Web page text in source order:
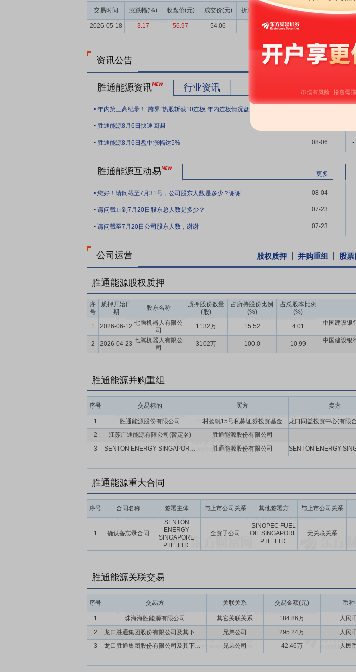
要点6：LNG槽车运输行业
2025年，全国LNG公路运输市场集中度进一步提升。
据主导地位。总体来看，LNG运输市场正呈现出集中度提升、企业间分化加剧以及
而中小运输企业则更多依赖区域市场和灵活调度维持自身竞争力。与此同时，随着
域化。面对这一趋势，行业正向信息化调度和运力共享方向发展，以提升整体运营
要点7：完整的LNG产业链体系
公司已构建起涵盖国内外采购、运输销售及终端
好的合作关系，始终坚持LNG运贸一体化发展战略，能够为客户提供稳定的气源保
LNG加气站，截至报告期末，已在龙口市建成LNG加气站2座，在莱州市建成LNG
用解决方案。公司各项业务之间协同发展、相互促进，有助于进一步提升公司的行业
要点8：稳定规模化的槽车运载能力
公司拥有规模化且相对稳定的LNG槽车运载
够较好地匹配不同规模客户在日常经营中的实际用气需求，既有助于持续开拓新市
要点9：LNG行业创新业务的重要参与者
公司立足于国内LNG业务持续稳定发展
形成国内、国际业务联动，拓展上游采购渠道，增加供应的抗风险能力。公司于新
务，与上下游合作伙伴建立并深化合作关系，不断挖掘国内外LNG现货与中长约贸
准、专业化的安全管控体系为公司业务发展提供了坚实保障。
运单、费用结算到业务报表等全过程自动化处理，显著减少人工重复操作，实现运
日常业务操作的全流程操作系统，不仅提高了信息回馈的精准度，也有效提升了公
要点12：
公司控股股东、实际控制人之一魏吉胜、实际控制人之一
于本次发行前直接或间接持有的公司股份,也不由公司回购该部分股份;2、本人在锁
生除权除息事项,则发行价作相应调整);3、公司上市后6个月内,如公司股票连续20
末(如该日不是交易日,则为该日后第一个交易日)收盘价低于公司首次公开发行股票
据届时有效的法律、法规、规范性文件及本预案,在不影响公司上市条件的前提下启
事会审议回购公司股票的议案。公司应在作出回购股份决议后公告董事会决议、回
须经出席会议的股东所持表决权的2/3以上通过。经股东大会决议决定实施回购后,
购方案未获得公司董事会或股东大会批准,或在公司回购股票后公司股价仍发生连续
公司履行回购股票义务而使其违反有关法律法规、中国证监会相关规定及其他对公
持。公司控股股东、实际控制人应在收到公司通知后5个交易日内,向公司提出书面
交易时间 涨跌幅(%) 收盘价(元) 成交价(元) 折溢率(%) 成交量(万股) 成交额(万元)
2026-05-18 3.17 56.97 54.06 -5.11 9.60
资讯公告 个股资讯 行业
胜通能源资讯 行业资讯 更多
.
. 胜通能源8月6日快速回调
. 胜通能源8月6日盘中涨幅达5% 08-06
.
.
胜通能源互动易 更多
. 您好！请问截至7月31号，公司股东人数是多少？谢谢 08-04
. 请问截止到7月20日股东总人数是多少？ 07-23
. 请问截至7月20日公司股东人数，谢谢 07-23
公司运营 股权质押 并购重组 股
胜通能源股权质押
序
号
质押开始日
期
股东名称
质押股份数量
(股)
占所持股份比例
(%)
占总股本比例
(%)
1 2026-06-12 七腾机器人有限公
司
1132万 15.52 4.01
中国建设银
2
2026-04-23 七腾机器人有限公
司
3102万 100.0 10.99
中国建设银
胜通能源并购重组
序号 交易标的 买方 卖方
1 胜通能源股份有限公司 一村扬帆15号私募证券投资基金,七腾机器人有限公司,重庆智行创机器人合伙企业(有限合伙),弘源祥裕私募证券投资基金
2
江苏广通能源有限公司(暂定名) 胜通能源股份有限公司 -
3
SENTON ENERGY SINGAPORE PTE. LTD. 胜通能源股份有限公司
胜通能源重大合同
序号 合同名称 签署主体 与上市公司关系 其他签署方 与上市公司关系
1 确认备忘录合同
SENTON
ENERGY
SINGAPORE
PTE. LTD.
全资子公司
SINOPEC FUEL
OIL SINGAPORE
PTE. LTD.
无关联关系
胜通能源关联交易
序号 交易方 关联关系 交易金额(元) 币种
1 珠海海胜能源有限公司 其它关联关系 184.86万 人民
2
龙口胜通集团股份有限公司及其下属子公司 兄弟公司 295.24万 人民
3
龙口胜通集团股份有限公司及其下属子公司 兄弟公司 42.46万 人民